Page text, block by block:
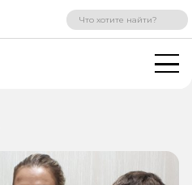
ВХОД РЕГИСТРАЦИЯ